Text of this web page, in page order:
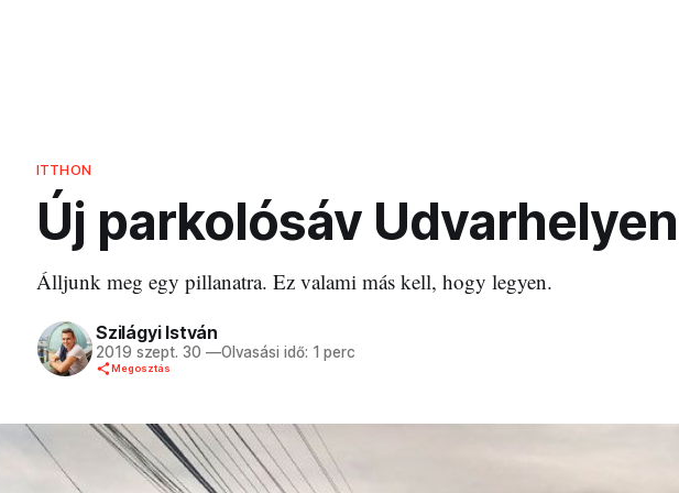
ITTHON
Új parkolósáv
Álljunk meg egy pillanatra. Ez valami más kell, hogy legyen.
Szilágyi István
2019 szept. 30 —Olvasási idő: 1 perc
Megosztás